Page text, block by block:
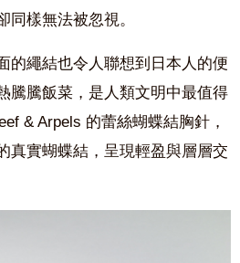
同樣無法被忽視。
的繩結也令人聯想到日本人的便
騰騰飯菜，是人類文明中最值得
& Arpels 的蕾絲蝴蝶結胸針，
真實蝴蝶結，呈現輕盈與層層交